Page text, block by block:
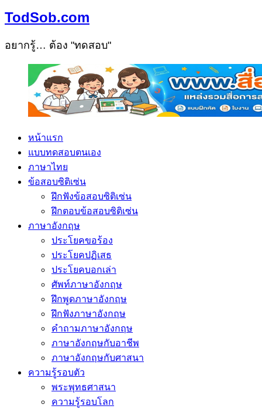
TodSob.com
อยากรู้… ต้อง "ทดสอบ"
หน้าแรก
แบบทดสอบตนเอง
ภาษาไทย
ข้อสอบซิติเซ่น
ฝึกฟังข้อสอบซิติเซ่น
ฝึกตอบข้อสอบซิติเซ่น
ภาษาอังกฤษ
ประโยคขอร้อง
ประโยคปฏิเสธ
ประโยคบอกเล่า
ศัพท์ภาษาอังกฤษ
ฝึกพูดภาษาอังกฤษ
ฝึกฟังภาษาอังกฤษ
คำถามภาษาอังกฤษ
ภาษาอังกฤษกับอาชีพ
ภาษาอังกฤษกับศาสนา
ความรู้รอบตัว
พระพุทธศาสนา
ความรู้รอบโลก